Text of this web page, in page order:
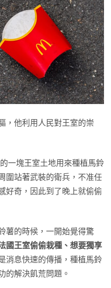
，他利用人民對王室的崇
一塊王室土地用來種植馬鈴
圍站著武裝的衛兵，不准任
好奇，因此到了晚上就偷偷
薯的時候，一開始覺得驚
國王室偷偷栽種、想要獨享
消息快速的傳播，種植馬鈴
的解決飢荒問題。